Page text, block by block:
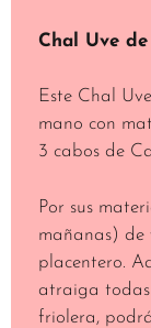
Chal Uve
Este Chal
mano con
3 cabos de
Por sus
mañanas) de
placentero.
atraiga todas
friolera,